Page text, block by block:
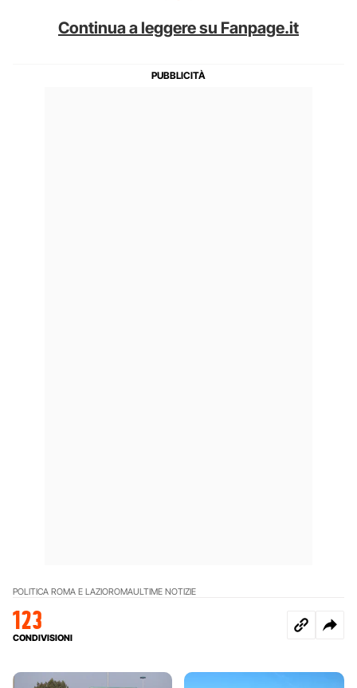
Continua a leggere su Fanpage.it
POLITICA ROMA E LAZIOROMAULTIME NOTIZIE
123
CONDIVISIONI